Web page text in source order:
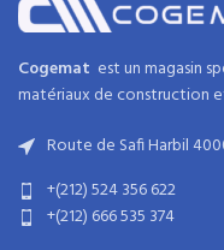
Cogemat est un magasin
matériaux de construction
Route de Safi Harbil
+(212) 524 356 622
+(212) 666 535 374